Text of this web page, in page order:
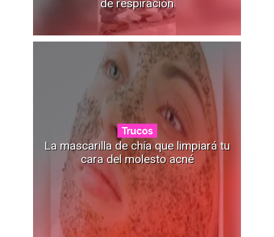
de respiración
Trucos
La mascarilla de chía que limpiará tu
cara del molesto acné